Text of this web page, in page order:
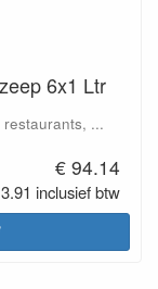
6x1 Ltr
...
€ 94.14
inclusief btw